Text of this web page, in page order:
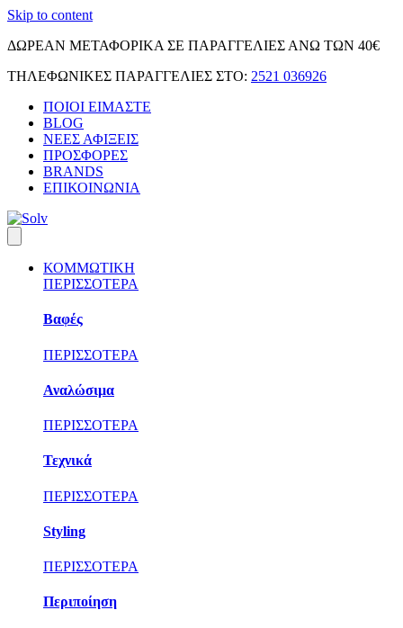
Skip to content
ΔΩΡΕΑΝ ΜΕΤΑΦΟΡΙΚΑ ΣΕ ΠΑΡΑΓΓΕΛΙΕΣ ΑΝΩ ΤΩΝ 40€
ΤΗΛΕΦΩΝΙΚΕΣ ΠΑΡΑΓΓΕΛΙΕΣ ΣΤΟ: 2521 036926
ΠΟΙΟΙ ΕΙΜΑΣΤΕ
BLOG
ΝΕΕΣ ΑΦΙΞΕΙΣ
ΠΡΟΣΦΟΡΕΣ
BRANDS
ΕΠΙΚΟΙΝΩΝΙΑ
ΚΟΜΜΩΤΙΚΗ
ΠΕΡΙΣΣΟΤΕΡΑ
Βαφές
ΠΕΡΙΣΣΟΤΕΡΑ
Αναλώσιμα
ΠΕΡΙΣΣΟΤΕΡΑ
Τεχνικά
ΠΕΡΙΣΣΟΤΕΡΑ
Styling
ΠΕΡΙΣΣΟΤΕΡΑ
Περιποίηση